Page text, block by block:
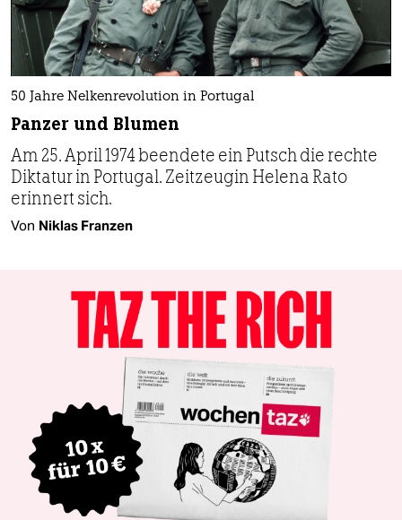
50 Jahre Nelkenrevolution in Portugal
Panzer und Blumen
Am 25. April 1974 beendete ein Putsch die rechte
Diktatur in Portugal. Zeitzeugin Helena Rato
erinnert sich.
Von Niklas Franzen